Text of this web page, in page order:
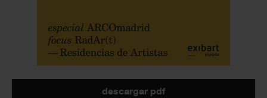
descargar pdf